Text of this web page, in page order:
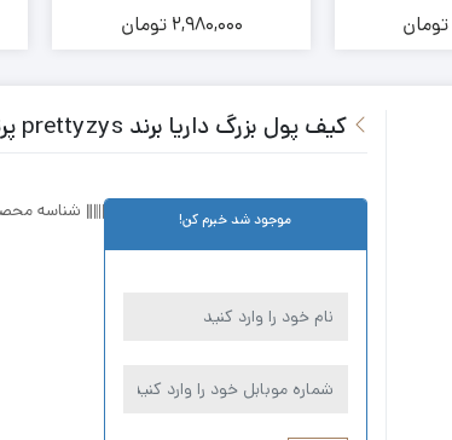
تومان 2,980,000 تومان
کیف پول بزرگ داریا برند prettyzys پرتیز
موجود شد خبرم کن! شناسه